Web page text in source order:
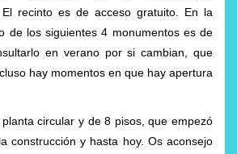
El recinto es de acceso gratuito. En la
de los siguientes 4 monumentos es de
en verano por si cambian, que
hay momentos en que hay apertura
circular y de 8 pisos, que empezó
construcción y hasta hoy. Os aconsejo